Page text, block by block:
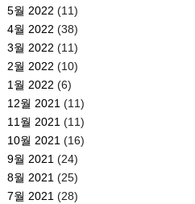
5월 2022 (11)
4월 2022 (38)
3월 2022 (11)
2월 2022 (10)
1월 2022 (6)
12월 2021 (11)
11월 2021 (11)
10월 2021 (16)
9월 2021 (24)
8월 2021 (25)
7월 2021 (28)